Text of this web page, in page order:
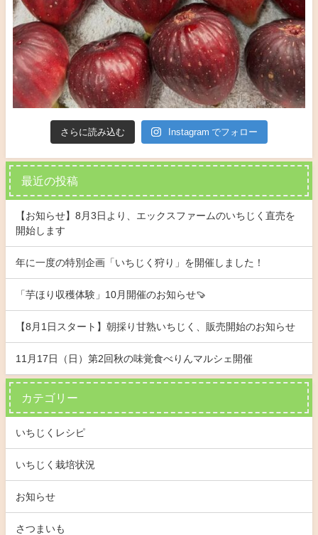
さらに読み込む Instagram でフォロー
最近の投稿
【お知らせ】8月3日より、エックスファームのいちじく直売を
開始します
年に一度の特別企画「いちじく狩り」を開催しました！
「芋ほり収穫体験」10月開催のお知らせ🍠
【8月1日スタート】朝採り甘熟いちじく、販売開始のお知らせ
11月17日（日）第2回秋の味覚食べりんマルシェ開催
カテゴリー
いちじくレシピ
いちじく栽培状況
お知らせ
さつまいも